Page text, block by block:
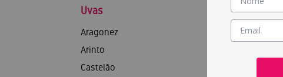
Uvas
Aragonez
Arinto
Castelão